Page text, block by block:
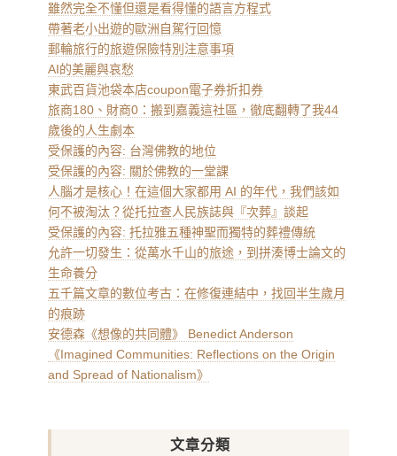
雖然完全不懂但還是看得懂的語言方程式
帶著老小出遊的歐洲自駕行回憶
郵輪旅行的旅遊保險特別注意事項
AI的美麗與哀愁
東武百貨池袋本店coupon電子券折扣券
旅商180、財商0：搬到嘉義這社區，徹底翻轉了我44
歲後的人生劇本
受保護的內容: 台灣佛教的地位
受保護的內容: 關於佛教的一堂課
人腦才是核心！在這個大家都用 AI 的年代，我們該如
何不被淘汰？從托拉查人民族誌與『次葬』談起
受保護的內容: 托拉雅五種神聖而獨特的葬禮傳統
允許一切發生：從萬水千山的旅途，到拼湊博士論文的
生命養分
五千篇文章的數位考古：在修復連結中，找回半生歲月
的痕跡
安德森《想像的共同體》 Benedict Anderson
《Imagined Communities: Reflections on the Origin
and Spread of Nationalism》
文章分類